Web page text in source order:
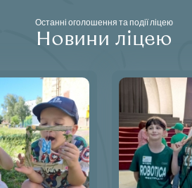
Останні оголошення та події ліцею
Новини ліцею